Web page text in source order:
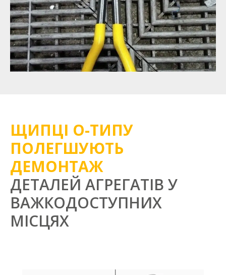
ЩИПЦІ О-ТИПУ
ПОЛЕГШУЮТЬ
ДЕМОНТАЖ
ДЕТАЛЕЙ АГРЕГАТІВ У
ВАЖКОДОСТУПНИХ
МІСЦЯХ